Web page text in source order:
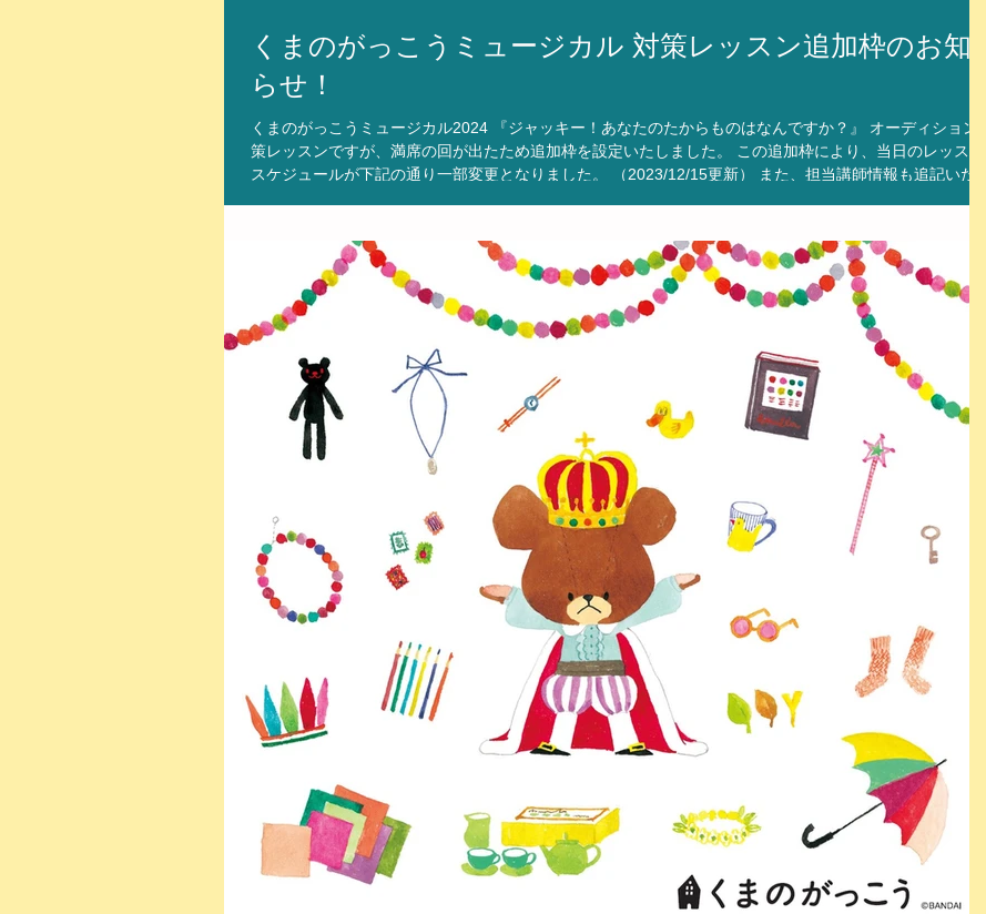
くまのがっこうミュージカル 対策レッスン追加枠のお知
らせ！
くまのがっこうミュージカル2024 『ジャッキー！あなたのたからものはなんですか？』​​ オーディション対
策レッスンですが、満席の回が出たため追加枠を設定いたしました。 この追加枠により、当日のレッスン
スケジュールが下記の通り一部変更となりました。 （2023/12/15更新） また、担当講師情報も追記いたし
ー」歌唱 残席わずか ③11:10～12:10 「かえっておいで」歌唱 満席 レッスンご希望
の方は早めにスタジオまでお問合せください！ 今回の対策レッスンは1次審査を通過するためのスキルアッ
プを目指したレッスン！ 自分の持つ個性、自分にしかない魅力を存分に発揮して、大きく成長していきま
しょう！...